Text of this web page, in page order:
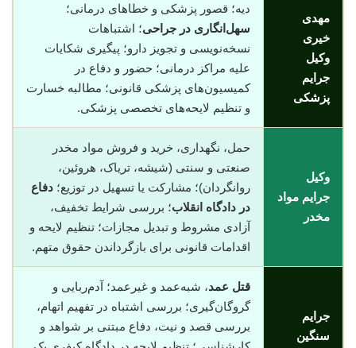
مهدی
خیری
وکیل
جرایم
پزشکی
دیه؛ قصور پزشکی و خطاهای درمانی؛
سهل‌انگاری در جراحی؛ اشتباهات
نسخه‌نویسی و تجویز دارو؛ پیگیری شکایات
علیه مراکز درمانی؛ حضور و دفاع در
کمیسیون‌های پزشکی قانونی؛ مطالبه خسارت
و تنظیم لایحه‌های تخصصی پزشکی.
وکیل
جرایم مواد
مخدر
حمل، نگهداری، خرید و فروش مواد مخدر
صنعتی و سنتی (شیشه، تریاک، هروئین،
روانگردان)؛ مشارکت یا تسهیل در توزیع؛ دفاع
در دادگاه انقلاب؛ بررسی شرایط تخفیف،
آزادی مشروط و تبدیل مجازات؛ تنظیم لایحه و
اقدامات قانونی برای بازگرداندن حقوق متهم.
جرایم
سنگین
قتل عمد، شبه‌عمد و غیرعمد؛ آدم‌ربایی و
گروگان‌گیری؛ بررسی اشتباه در تفهیم اتهام،
بررسی قصد و نیت، دفاع مبتنی بر شواهد و